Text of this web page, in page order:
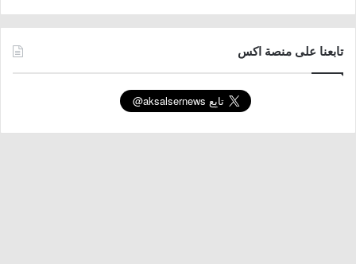
تابعنا على منصة اكس